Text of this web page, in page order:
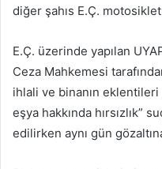
diğer şahıs E.Ç.
E.Ç. üzerinde yapılan
Ceza Mahkemesi
ihlali ve binanın eklentileri
eşya hakkında hırsızlık”
edilirken aynı gün